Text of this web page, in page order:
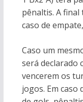
pênaltis. A
caso de
Caso um
será declarado
vencerem os
jogos. Em caso